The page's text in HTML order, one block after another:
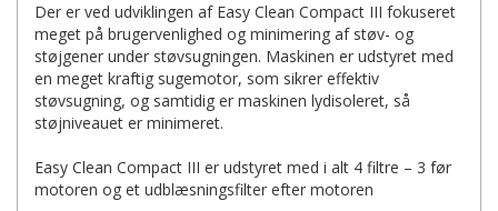
Der er ved udviklingen af Easy Clean Compact III fokuseret
meget på brugervenlighed og minimering af støv- og
støjgener under støvsugningen. Maskinen er udstyret med
en meget kraftig sugemotor, som sikrer effektiv
støvsugning, og samtidig er maskinen lydisoleret, så
støjniveauet er minimeret.
Easy Clean Compact III er udstyret med i alt 4 filtre – 3 før
motoren og et udblæsningsfilter efter motoren